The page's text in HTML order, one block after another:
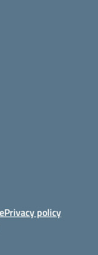
Privacy policy